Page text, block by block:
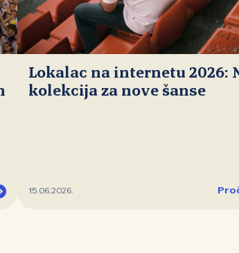
Lokalac na internetu 2026:
kolekcija za nove šanse
15.06.2026.